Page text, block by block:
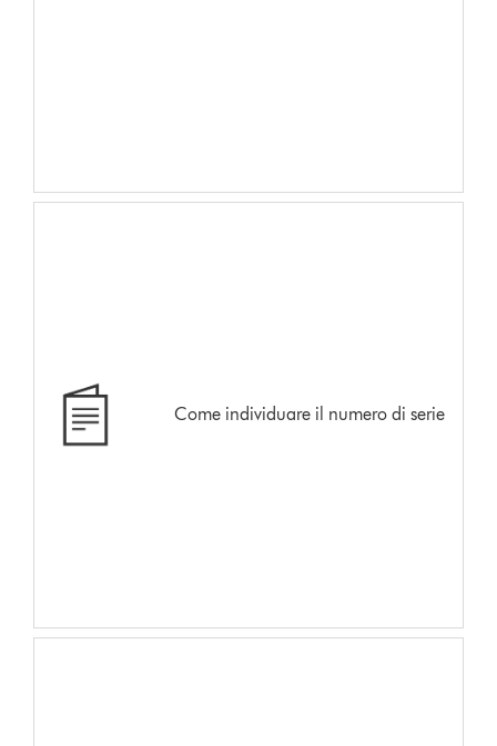
Come individuare il numero di serie